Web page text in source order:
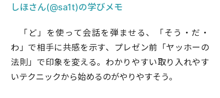
しほさん(@sa1t)の学びメモ
「ど」を使って会話を弾ませる、「そう・だ・
わ」で相手に共感を示す、プレゼン前「ヤッホーの
法則」で印象を変える。わかりやすい取り入れやす
いテクニックから始めるのがやりやすそう。